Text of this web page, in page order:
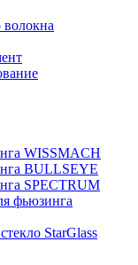
волокна
WISSMACH
BULLSEYE
SPECTRUM
фьюзинга
StarGlass